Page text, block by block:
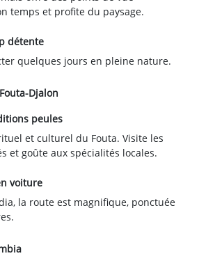
temps et profite du paysage.
détente
quelques jours en pleine nature.
Djalon
peules
et culturel du Fouta. Visite les
et goûte aux spécialités locales.
voiture
la route est magnifique, ponctuée